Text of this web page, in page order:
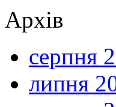
Архів
серпня
липня